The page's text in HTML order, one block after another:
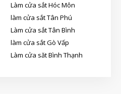
Làm cửa sắt Hóc Môn
làm cửa sắt Tân Phú
Làm cửa sắt Tân Bình
làm cửa sắt Gò Vấp
Làm cửa săt Bình Thạnh